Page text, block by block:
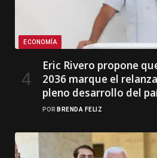
ECONOMÍA
Eric Rivero propone
2036 marque el
pleno desarrollo del
POR BRENDA FELIZ